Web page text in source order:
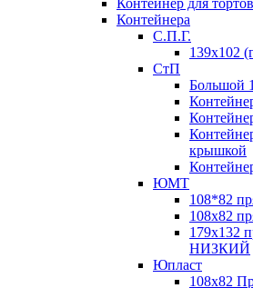
Контейнера
С.П.Г.
139х102
СтП
Большой
крышкой
ЮМТ
108*82
108х82
179х132
НИЗКИЙ
Юпласт
108х82